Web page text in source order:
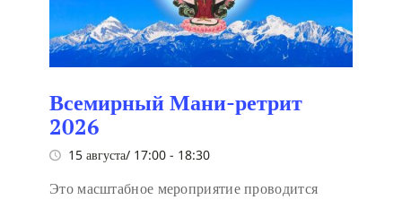
Всемирный Мани-ретрит
2026
15 августа/ 17:00 - 18:30
Это масштабное мероприятие проводится